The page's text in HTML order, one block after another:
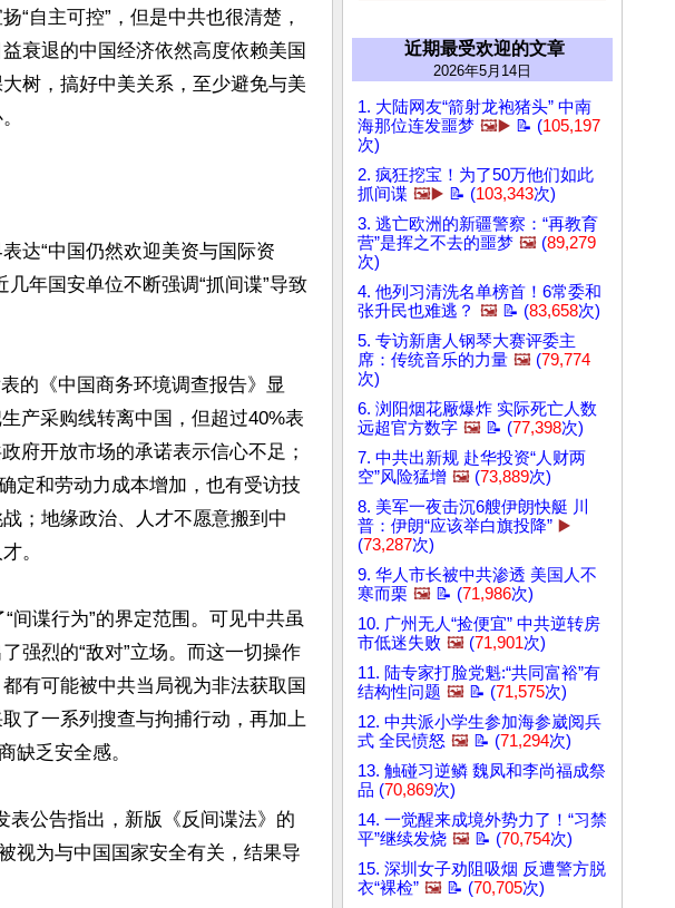
自主可控”，但是中共也很清楚，
衰退的中国经济依然高度依赖美国
树，搞好中美关系，至少避免与美
达“中国仍然欢迎美资与国际资
年国安单位不断强调“抓间谍”导致
的《中国商务环境调查报告》显
产采购线转离中国，但超过40%表
府开放市场的承诺表示信心不足；
定和劳动力成本增加，也有受访技
；地缘政治、人才不愿意搬到中
。
间谍行为”的界定范围。可见中共虽
强烈的“敌对”立场。而这一切操作
有可能被中共当局视为非法获取国
了一系列搜查与拘捕行动，再加上
缺乏安全感。
表公告指出，新版《反间谍法》的
视为与中国国家安全有关，结果导
近期最受欢迎的文章
2026年5月14日
1. 大陆网友“箭射龙袍猪头” 中南
海那位连发噩梦 🖼️▶️ 📝 (105,197
次)
2. 疯狂挖宝！为了50万他们如此
抓间谍 🖼️▶️ 📝 (103,343次)
3. 逃亡欧洲的新疆警察：“再教育
营”是挥之不去的噩梦 🖼️ (89,279
次)
4. 他列习清洗名单榜首！6常委和
张升民也难逃？ 🖼️ 📝 (83,658次)
5. 专访新唐人钢琴大赛评委主
席：传统音乐的力量 🖼️ (79,774
次)
6. 浏阳烟花厰爆炸 实际死亡人数
远超官方数字 🖼️ 📝 (77,398次)
7. 中共出新规 赴华投资“人财两
空”风险猛增 🖼️ (73,889次)
8. 美军一夜击沉6艘伊朗快艇 川
普：伊朗“应该举白旗投降” ▶️
(73,287次)
9. 华人市长被中共渗透 美国人不
寒而栗 🖼️ 📝 (71,986次)
10. 广州无人“捡便宜” 中共逆转房
市低迷失败 🖼️ (71,901次)
11. 陆专家打脸党魁:“共同富裕”有
结构性问题 🖼️ 📝 (71,575次)
12. 中共派小学生参加海参崴阅兵
式 全民愤怒 🖼️ 📝 (71,294次)
13. 触碰习逆鳞 魏凤和李尚福成祭
品 (70,869次)
14. 一觉醒来成境外势力了！“习禁
平”继续发烧 🖼️ 📝 (70,754次)
15. 深圳女子劝阻吸烟 反遭警方脱
衣“裸检” 🖼️ 📝 (70,705次)